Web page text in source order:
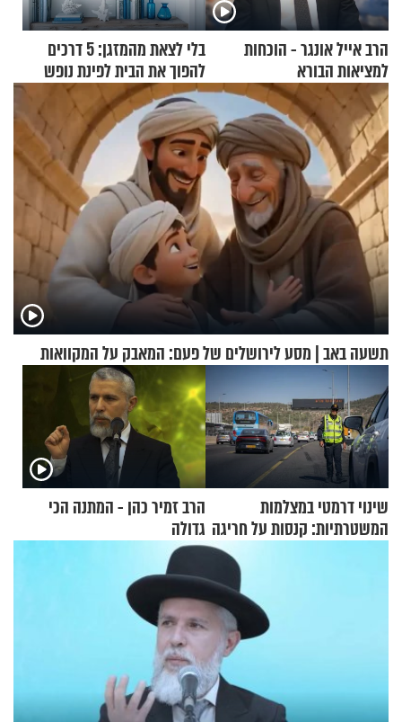
הרב אייל אונגר - הוכחות
למציאות הבורא
בלי לצאת מהמזגן: 5 דרכים
להפוך את הבית לפינת נופש
מעוצבת
תשעה באב | מסע לירושלים של פעם: המאבק על המקוואות
שינוי דרמטי במצלמות
המשטרתיות: קנסות על חריגה
הרב זמיר כהן - המתנה הכי
גדולה